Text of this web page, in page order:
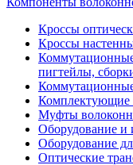
Кроссы
Кроссы
пигтейлы,
Комплектующие
Муфты
Оборудование и
Оборудование
Оптические